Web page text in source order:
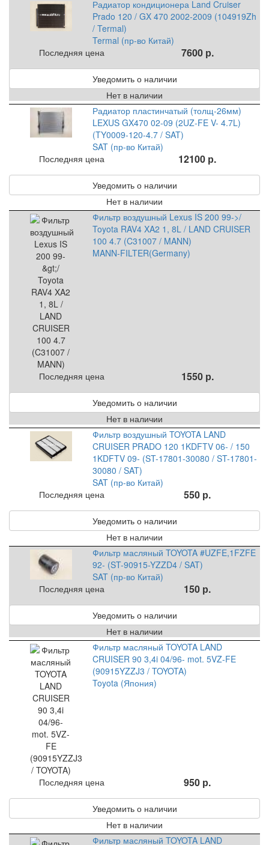
Радиатор кондиционера Land Cruiser
Prado 120 / GX 470 2002-2009 (104919Zh
/ Termal)
Termal (пр-во Китай)
Последняя цена
7600 р.
Уведомить о наличии
Нет в наличии
Радиатор пластинчатый (толщ-26мм)
LEXUS GX470 02-09 (2UZ-FE V- 4.7L)
(TY0009-120-4.7 / SAT)
SAT (пр-во Китай)
Последняя цена
12100 р.
Уведомить о наличии
Нет в наличии
Фильтр воздушный Lexus IS 200 99->/
Toyota RAV4 XA2 1, 8L / LAND CRUISER
100 4.7 (C31007 / MANN)
MANN-FILTER(Germany)
Последняя цена 1550 р.
Уведомить о наличии
Нет в наличии
Фильтр воздушный TOYOTA LAND
CRUISER PRADO 120 1KDFTV 06- / 150
1KDFTV 09- (ST-17801-30080 / ST-17801-
30080 / SAT)
SAT (пр-во Китай)
Последняя цена
550 р.
Уведомить о наличии
Нет в наличии
Фильтр масляный TOYOTA #UZFE,1FZFE
92- (ST-90915-YZZD4 / SAT)
SAT (пр-во Китай)
Последняя цена
150 р.
Уведомить о наличии
Нет в наличии
Фильтр масляный TOYOTA LAND
CRUISER 90 3,4i 04/96- mot. 5VZ-FE
(90915YZZJ3 / TOYOTA)
Toyota (Япония)
Последняя цена 950 р.
Уведомить о наличии
Нет в наличии
Фильтр масляный TOYOTA LAND